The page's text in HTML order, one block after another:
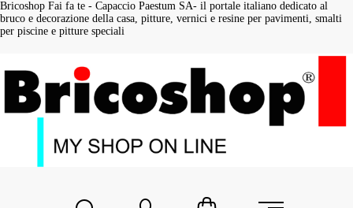
Bricoshop Fai fa te - Capaccio Paestum SA- il portale italiano dedicato al
bruco e decorazione della casa, pitture, vernici e resine per pavimenti, smalti
per piscine e pitture speciali